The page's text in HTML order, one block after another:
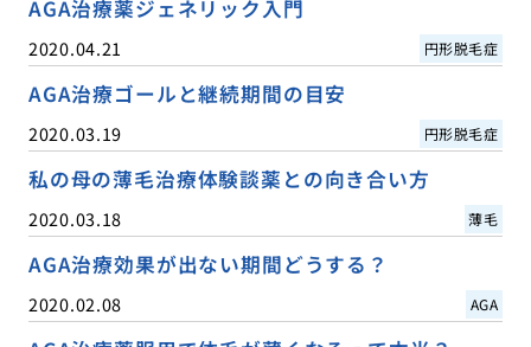
AGA治療薬ジェネリック入門
2020.04.21 円形脱毛症
AGA治療ゴールと継続期間の目安
2020.03.19 円形脱毛症
私の母の薄毛治療体験談薬との向き合い方
2020.03.18 薄毛
AGA治療効果が出ない期間どうする？
2020.02.08 AGA